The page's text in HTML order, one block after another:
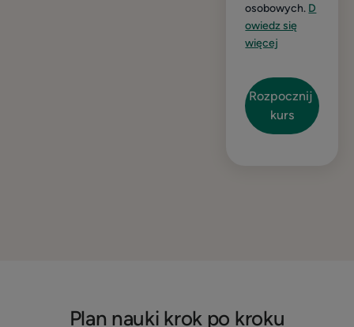
osobowych. D
owiedz się
więcej
Plan nauki krok po kroku